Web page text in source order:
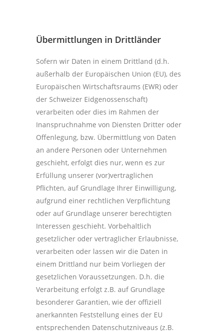
Übermittlungen in Drittländer
Sofern wir Daten in einem Drittland (d.h.
außerhalb der Europäischen Union (EU), des
Europäischen Wirtschaftsraums (EWR) oder
der Schweizer Eidgenossenschaft)
verarbeiten oder dies im Rahmen der
Inanspruchnahme von Diensten Dritter oder
Offenlegung, bzw. Übermittlung von Daten
an andere Personen oder Unternehmen
geschieht, erfolgt dies nur, wenn es zur
Erfüllung unserer (vor)vertraglichen
Pflichten, auf Grundlage Ihrer Einwilligung,
aufgrund einer rechtlichen Verpflichtung
oder auf Grundlage unserer berechtigten
Interessen geschieht. Vorbehaltlich
gesetzlicher oder vertraglicher Erlaubnisse,
verarbeiten oder lassen wir die Daten in
einem Drittland nur beim Vorliegen der
gesetzlichen Voraussetzungen. D.h. die
Verarbeitung erfolgt z.B. auf Grundlage
besonderer Garantien, wie der offiziell
anerkannten Feststellung eines der EU
entsprechenden Datenschutzniveaus (z.B.